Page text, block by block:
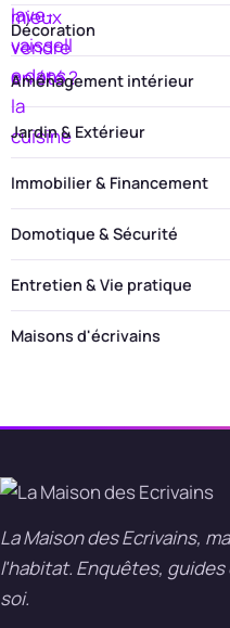
Décoration
Aménagement intérieur
Jardin & Extérieur
Immobilier & Financement
Domotique & Sécurité
Entretien & Vie pratique
Maisons d'écrivains
La Maison des Ecrivains,
l'habitat. Enquêtes,
soi.